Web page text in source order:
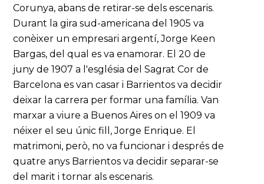
Corunya, abans de retirar-se dels escenaris.
Durant la gira sud-americana del 1905 va
conèixer un empresari argentí, Jorge Keen
Bargas, del qual es va enamorar. El 20 de
juny de 1907 a l'església del Sagrat Cor de
Barcelona es van casar i Barrientos va decidir
deixar la carrera per formar una família. Van
marxar a viure a Buenos Aires on el 1909 va
néixer el seu únic fill, Jorge Enrique. El
matrimoni, però, no va funcionar i després de
quatre anys Barrientos va decidir separar-se
del marit i tornar als escenaris.